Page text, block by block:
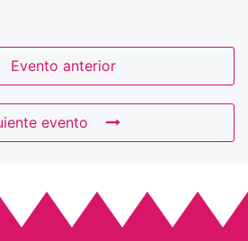
Evento anterior
evento